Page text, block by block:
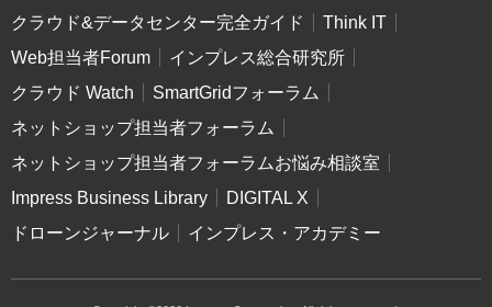
クラウド&データセンター完全ガイド
Think IT
Web担当者Forum
インプレス総合研究所
クラウド Watch
SmartGridフォーラム
ネットショップ担当者フォーラム
ネットショップ担当者フォーラムお悩み相談室
Impress Business Library
DIGITAL X
ドローンジャーナル
インプレス・アカデミー